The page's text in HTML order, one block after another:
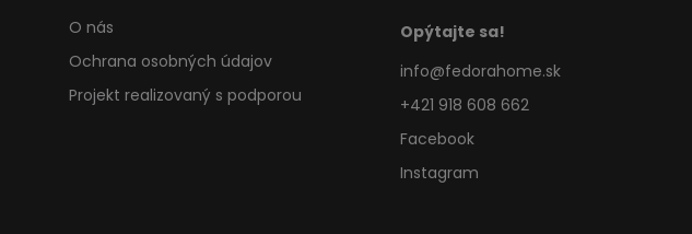
O nás
Ochrana osobných údajov
Projekt realizovaný s podporou
Opýtajte sa!
info@fedorahome.sk
+421 918 608 662
Facebook
Instagram